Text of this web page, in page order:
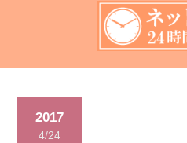
2017
4/24